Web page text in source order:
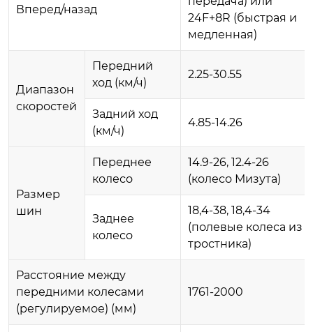
Вперед/назад
24F+8R (быстрая и
медленная)
Диапазон
скоростей
Передний
ход (км/ч)
2.25-30.55
Задний ход
(км/ч)
4.85-14.26
Размер
шин
Переднее
колесо
14.9-26, 12.4-26
(колесо Мизута)
Заднее
колесо
18,4-38, 18,4-34
(полевые колеса из
тростника)
Расстояние между
передними колесами
(регулируемое) (мм)
1761-2000